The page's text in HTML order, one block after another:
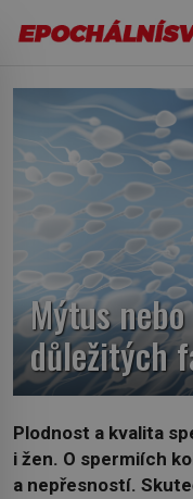
Mýtus
důležitých
Plodnost a kvalita
i žen. O spermiích
a nepřesností.